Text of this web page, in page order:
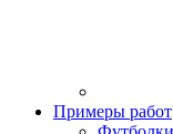
Примеры работ